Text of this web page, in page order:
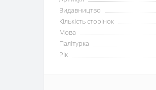
Видавництво
Кількість сторінок
Мова
Палітурка
Рік